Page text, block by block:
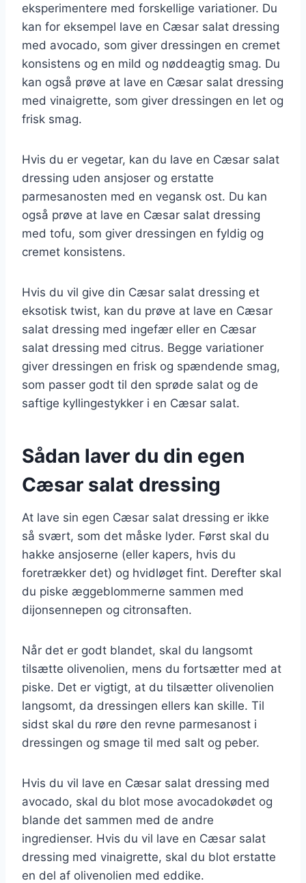
eksperimentere med forskellige variationer. Du
kan for eksempel lave en Cæsar salat dressing
med avocado, som giver dressingen en cremet
konsistens og en mild og nøddeagtig smag. Du
kan også prøve at lave en Cæsar salat dressing
med vinaigrette, som giver dressingen en let og
frisk smag.
Hvis du er vegetar, kan du lave en Cæsar salat
dressing uden ansjoser og erstatte
parmesanosten med en vegansk ost. Du kan
også prøve at lave en Cæsar salat dressing
med tofu, som giver dressingen en fyldig og
cremet konsistens.
Hvis du vil give din Cæsar salat dressing et
eksotisk twist, kan du prøve at lave en Cæsar
salat dressing med ingefær eller en Cæsar
salat dressing med citrus. Begge variationer
giver dressingen en frisk og spændende smag,
som passer godt til den sprøde salat og de
saftige kyllingestykker i en Cæsar salat.
Sådan laver du din egen
Cæsar salat dressing
At lave sin egen Cæsar salat dressing er ikke
så svært, som det måske lyder. Først skal du
hakke ansjoserne (eller kapers, hvis du
foretrækker det) og hvidløget fint. Derefter skal
du piske æggeblommerne sammen med
dijonsennepen og citronsaften.
Når det er godt blandet, skal du langsomt
tilsætte olivenolien, mens du fortsætter med at
piske. Det er vigtigt, at du tilsætter olivenolien
langsomt, da dressingen ellers kan skille. Til
sidst skal du røre den revne parmesanost i
dressingen og smage til med salt og peber.
Hvis du vil lave en Cæsar salat dressing med
avocado, skal du blot mose avocadokødet og
blande det sammen med de andre
ingredienser. Hvis du vil lave en Cæsar salat
dressing med vinaigrette, skal du blot erstatte
en del af olivenolien med eddike.